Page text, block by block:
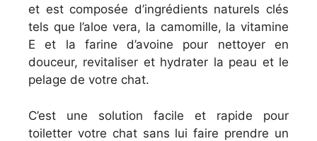
et est composée d’ingrédients naturels clés
tels que l’aloe vera, la camomille, la vitamine
E et la farine d’avoine pour nettoyer en
douceur, revitaliser et hydrater la peau et le
pelage de votre chat.
C’est une solution facile et rapide pour
toiletter votre chat sans lui faire prendre un